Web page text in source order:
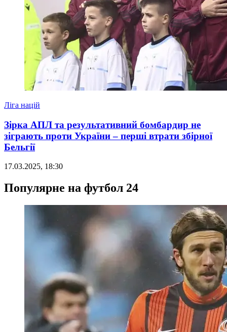
Ліга націй
Зірка АПЛ та результативний бомбардир не
зіграють проти України – перші втрати збірної
Бельгії
17.03.2025, 18:30
Популярне на футбол 24